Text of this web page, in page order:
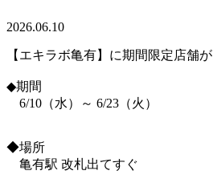
2026.06.10
【エキラボ亀有】に期間限定店舗
◆期間
6/10（水）～ 6/23（火）
◆場所
亀有駅 改札出てすぐ